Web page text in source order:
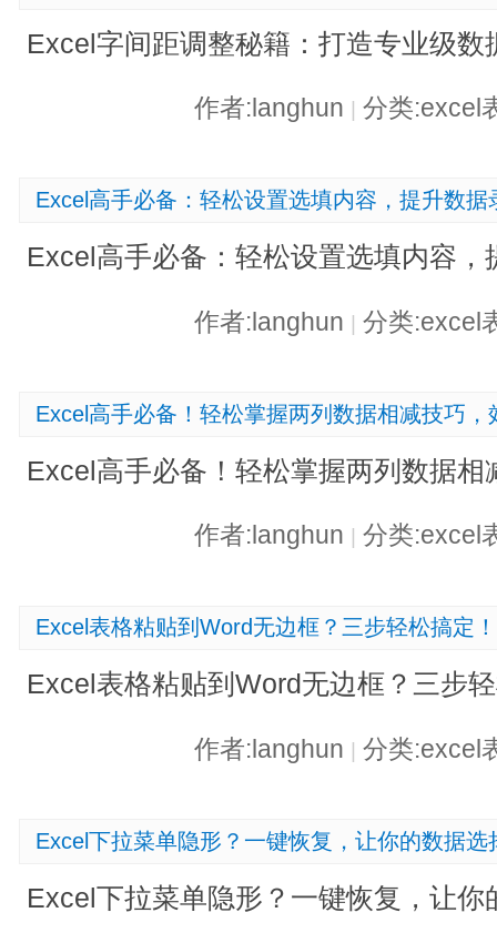
Excel字间距调整秘籍：打造专业级数
作者:langhun 分类:excel
Excel高手必备：轻松设置选填内容，提升数据
Excel高手必备：轻松设置选填内容，
作者:langhun | 分类:excel
Excel高手必备！轻松掌握两列数据相减技巧，
Excel高手必备！轻松掌握两列数据相
作者:langhun 分类:excel
Excel表格粘贴到Word无边框？三步轻松搞定！
Excel表格粘贴到Word无边框？三步
作者:langhun 分类:excel
Excel下拉菜单隐形？一键恢复，让你的数据选
Excel下拉菜单隐形？一键恢复，让你